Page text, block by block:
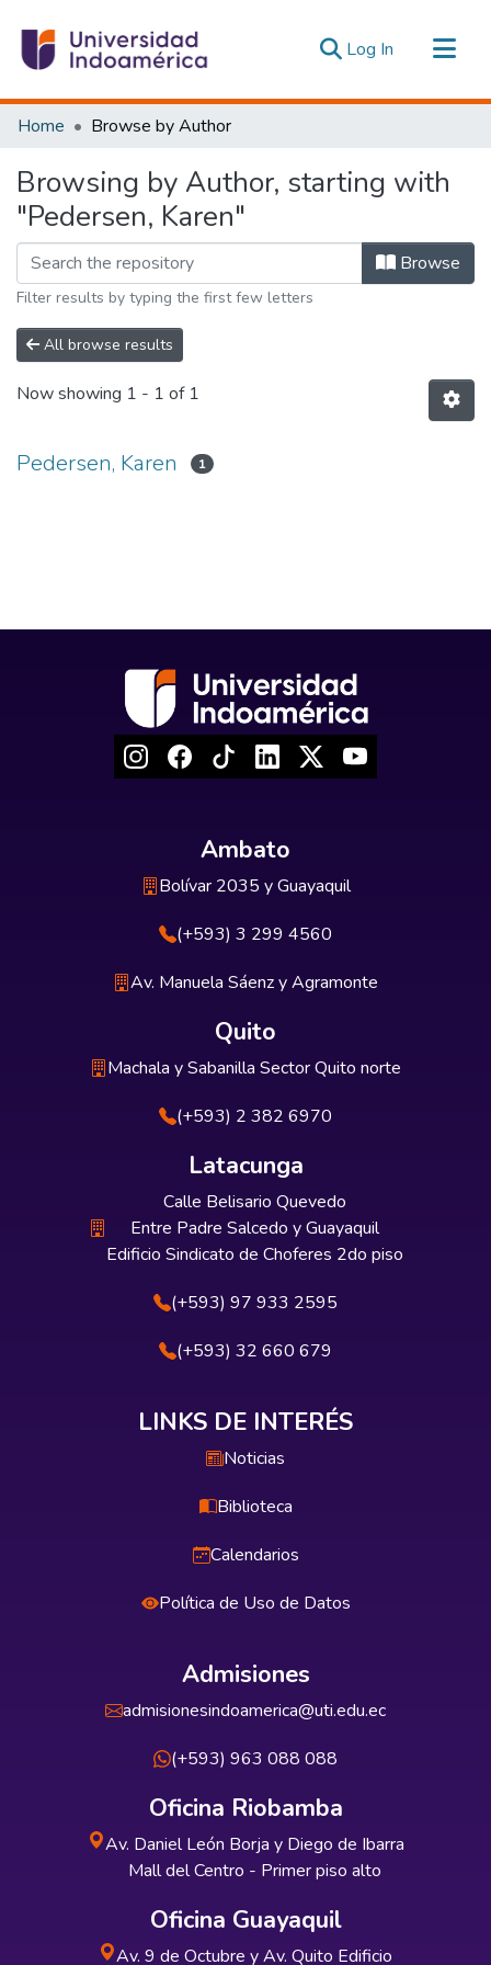
Log In (current)
Communities & Collections
Estadísticas Externas
Home Browse by Author
Browsing by Author, starting with
"Pedersen, Karen"
Browse
Filter results by typing the first few letters
All browse results
Now showing 1 - 1 of 1
Pedersen, Karen 1
Ambato
Bolívar 2035 y Guayaquil
(+593) 3 299 4560
Av. Manuela Sáenz y Agramonte
Quito
Machala y Sabanilla Sector Quito norte
(+593) 2 382 6970
Latacunga
Calle Belisario Quevedo
Entre Padre Salcedo y Guayaquil
Edificio Sindicato de Choferes 2do piso
(+593) 97 933 2595
(+593) 32 660 679
LINKS DE INTERÉS
Noticias
Biblioteca
Calendarios
Política de Uso de Datos
Admisiones
admisionesindoamerica@uti.edu.ec
(+593) 963 088 088
Oficina Riobamba
Av. Daniel León Borja y Diego de Ibarra
Mall del Centro - Primer piso alto
Oficina Guayaquil
Av. 9 de Octubre y Av. Quito Edificio